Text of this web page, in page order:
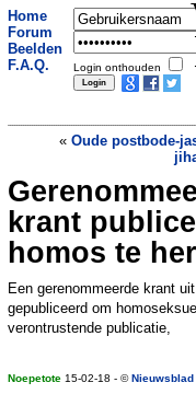
Home
Forum
Beelden
F.A.Q.
Login onthouden
« Oude postbode-
krant
homos te
Een gerenommeerde krant
gepubliceerd om
verontrustende publicatie,
Noepetote 15-02-18 - ©Nieuwsblad